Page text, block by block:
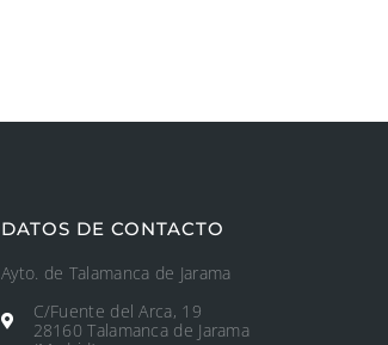
DATOS DE CONTACTO
Ayto. de Talamanca de Jarama
C/Fuente del Arca, 19
28160 Talamanca de Jarama